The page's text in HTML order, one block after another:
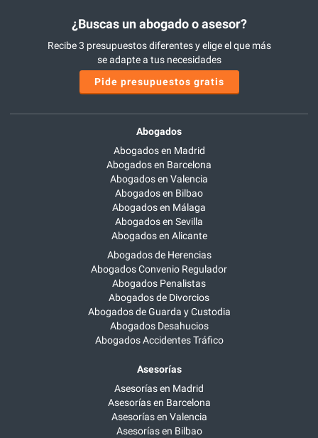
¿Buscas un abogado o asesor?
Recibe 3 presupuestos diferentes y elige el que más
se adapte a tus necesidades
Pide presupuestos gratis
Abogados
Abogados en Madrid
Abogados en Barcelona
Abogados en Valencia
Abogados en Bilbao
Abogados en Málaga
Abogados en Sevilla
Abogados en Alicante
Abogados de Herencias
Abogados Convenio Regulador
Abogados Penalistas
Abogados de Divorcios
Abogados de Guarda y Custodia
Abogados Desahucios
Abogados Accidentes Tráfico
Asesorías
Asesorías en Madrid
Asesorías en Barcelona
Asesorías en Valencia
Asesorías en Bilbao